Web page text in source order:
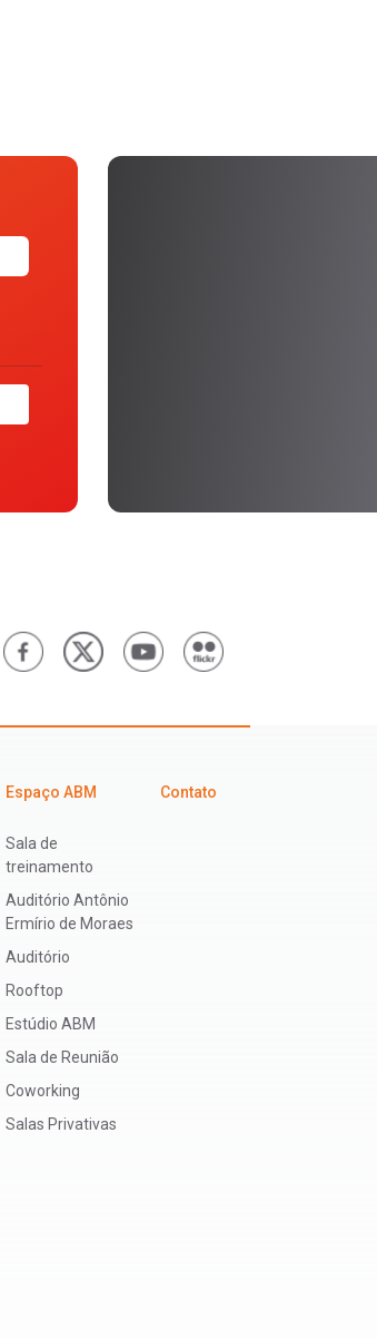
Espaço ABM
Sala de
treinamento
Auditório Antônio
Ermírio de Moraes
Auditório
Rooftop
Estúdio ABM
Sala de Reunião
Coworking
Salas Privativas
Contato